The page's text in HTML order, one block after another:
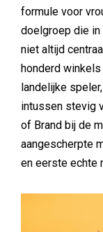
formule voor
doelgroep die in
niet altijd
honderd
landelijke
intussen stevig
of Brand bij de
aangescherpte
en eerste echte